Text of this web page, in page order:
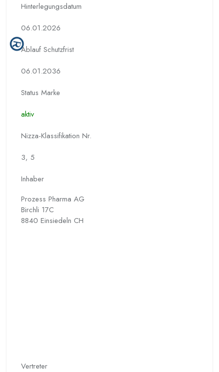
Hinterlegungs­datum
06.01.2026
Ablauf Schutzfrist
06.01.2036
Status Marke
aktiv
Nizza-Klassifikation Nr.
3, 5
Inhaber
Prozess Pharma AG
Birchli 17C
8840 Einsiedeln CH
Vertreter